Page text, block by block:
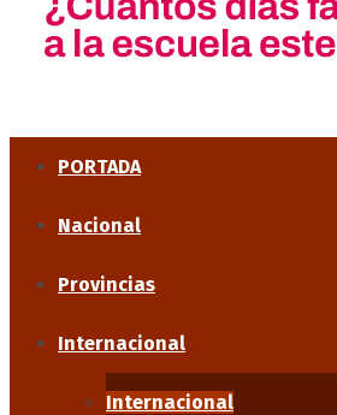
PORTADA
Nacional
Provincias
Internacional
Internacional